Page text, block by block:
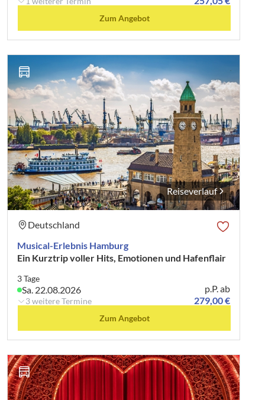
Zum Angebot
Reiseverlauf
Deutschland
Musical-Erlebnis Hamburg
Ein Kurztrip voller Hits, Emotionen und Hafenflair
3 Tage
Sa. 22.08.2026
3 weitere Termine
p.P. ab
279,00 €
Zum Angebot